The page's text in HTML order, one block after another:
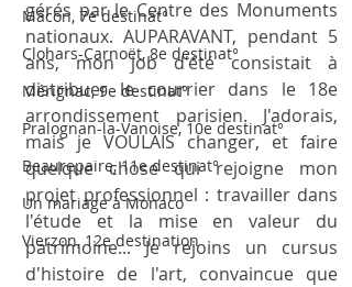
Mâcon, 7e destinat°
Clohars-Carnoët, 8e destinat°
Mérignac, 9e destinat°
Pralognan-la-Vanoise, 10e destinat°
Beaurepaire, 11e destinat°
Un mariage à Monaco
Vierzon, 12e destination
gérés par le Centre des Monuments
nationaux. AUPARAVANT, pendant 5
ans, mon job d'été consistait à
distribuer le courrier dans le 18e
arrondissement parisien. J'adorais,
mais je VOULAIS changer, et faire
quelque chose qui rejoigne mon
projet professionnel : travailler dans
l'étude et la mise en valeur du
patrimoine... Je rejoins un cursus
d'histoire de l'art, convaincue que